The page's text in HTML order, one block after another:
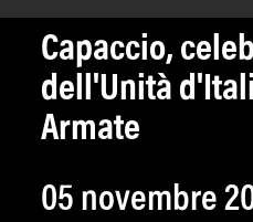
Capaccio,
dell'Unità
Armate
05 novembre